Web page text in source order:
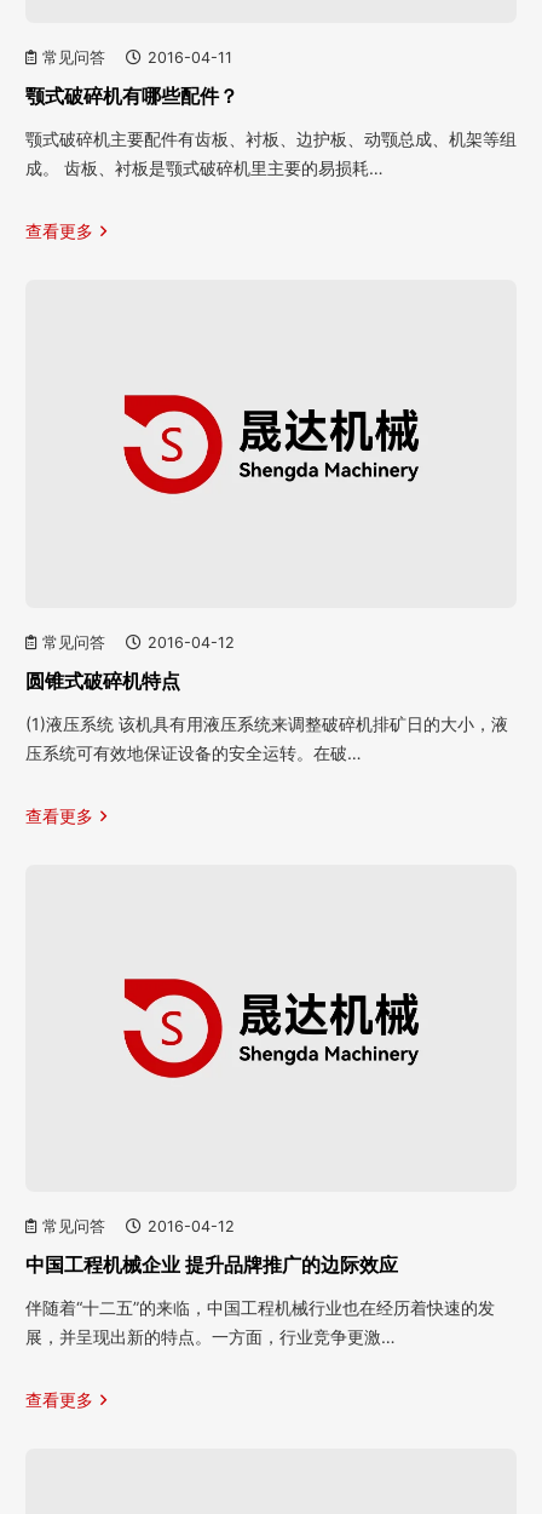
常见问答 2016-04-11
颚式破碎机有哪些配件？
颚式破碎机主要配件有齿板、衬板、边护板、动颚总成、机架等组
成。 齿板、衬板是颚式破碎机里主要的易损耗…
查看更多
常见问答 2016-04-12
圆锥式破碎机特点
(1)液压系统 该机具有用液压系统来调整破碎机排矿日的大小，液
压系统可有效地保证设备的安全运转。在破…
查看更多
常见问答 2016-04-12
中国工程机械企业 提升品牌推广的边际效应
伴随着“十二五”的来临，中国工程机械行业也在经历着快速的发
展，并呈现出新的特点。一方面，行业竞争更激…
查看更多